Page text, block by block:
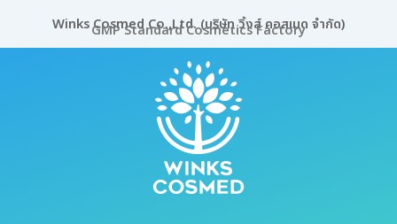
Winks Cosmed Co.,Ltd. (บริษัท วิ้งส์ คอสเมด จำกัด)
GMP Standard Cosmetics Factory